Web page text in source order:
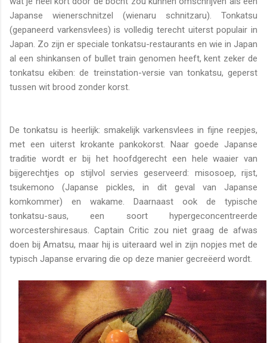
Japanse wienerschnitzel (wienaru schnitzaru). Tonkatsu
(gepaneerd varkensvlees) is volledig terecht uiterst populair in
Japan. Zo zijn er speciale tonkatsu-restaurants en wie in Japan
al een shinkansen of bullet train genomen heeft, kent zeker de
tonkatsu ekiben: de treinstation-versie van tonkatsu, geperst
tussen wit brood zonder korst.
De tonkatsu is heerlijk: smakelijk varkensvlees in fijne reepjes,
met een uiterst krokante pankokorst. Naar goede Japanse
traditie wordt er bij het hoofdgerecht een hele waaier van
bijgerechtjes op stijlvol servies geserveerd: misosoep, rijst,
tsukemono (Japanse pickles, in dit geval van Japanse
komkommer) en wakame. Daarnaast ook de typische
tonkatsu-saus, een soort hypergeconcentreerde
worcestershiresaus. Captain Critic zou niet graag de afwas
doen bij Amatsu, maar hij is uiteraard wel in zijn nopjes met de
typisch Japanse ervaring die op deze manier gecreëerd wordt.